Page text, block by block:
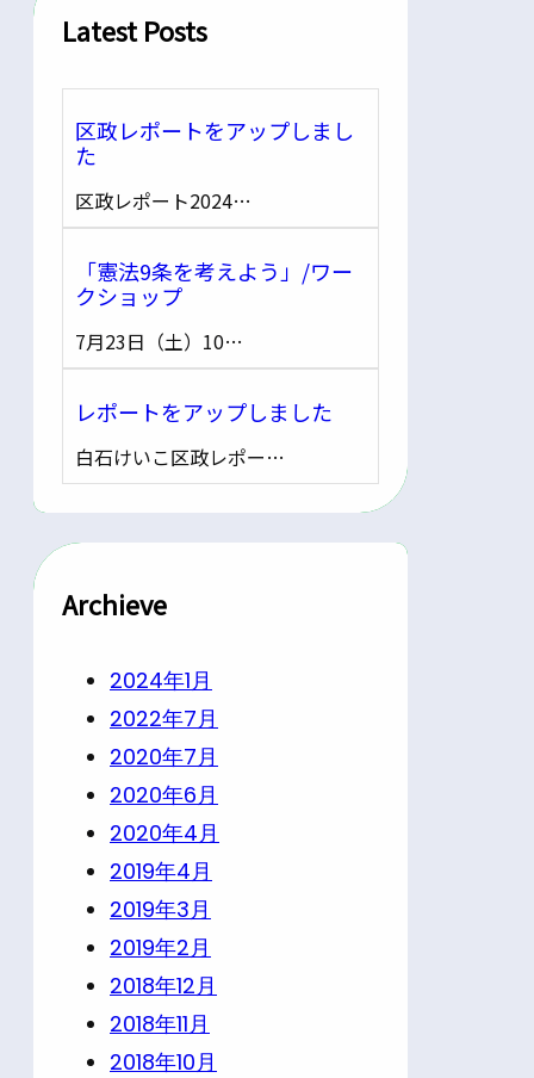
Latest Posts
区政レポートをアップしまし
た
区政レポート2024…
「憲法9条を考えよう」/ワー
クショップ
7月23日（土）10…
レポートをアップしました
白石けいこ区政レポー…
Archieve
2024年1月
2022年7月
2020年7月
2020年6月
2020年4月
2019年4月
2019年3月
2019年2月
2018年12月
2018年11月
2018年10月